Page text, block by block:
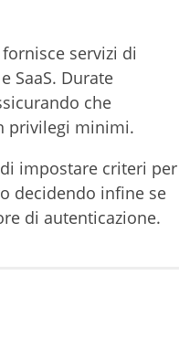
servizi di
SaaS. Durate
che
privilegi minimi.
impostare criteri per
decidendo infine se
di autenticazione.